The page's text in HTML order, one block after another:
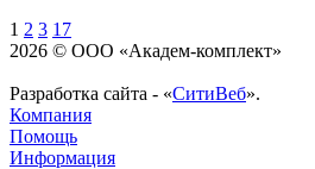
1 2 3 17
2026 © ООО «Академ-комплект»
Разработка сайта - «СитиВеб».
Компания
Помощь
Информация